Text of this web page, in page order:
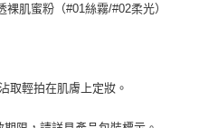
肌蜜粉（#01絲霧/#02柔光）
取輕拍在肌膚上定妝。